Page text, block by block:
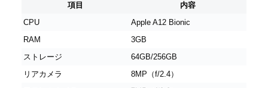
項目
内容
CPU
Apple A12 Bionic
RAM
3GB
ストレージ
64GB/256GB
リアカメラ
8MP（f/2.4）